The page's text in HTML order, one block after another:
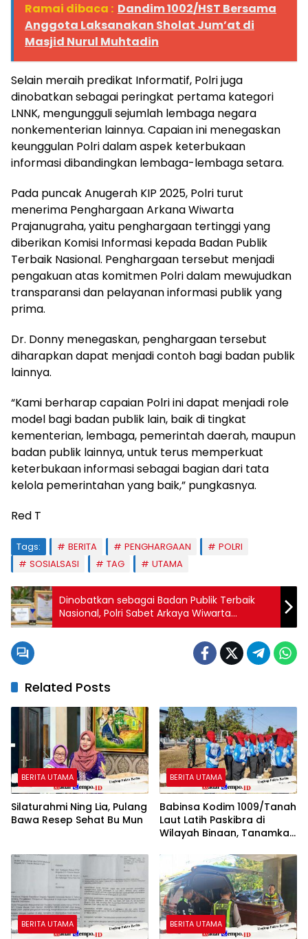
Ramai dibaca : Dandim 1002/HST Bersama
Anggota Laksanakan Sholat Jum’at di
Masjid Nurul Muhtadin
Selain meraih predikat Informatif, Polri juga
dinobatkan sebagai peringkat pertama kategori
LNNK, mengungguli sejumlah lembaga negara
nonkementerian lainnya. Capaian ini menegaskan
keunggulan Polri dalam aspek keterbukaan
informasi dibandingkan lembaga-lembaga setara.
Pada puncak Anugerah KIP 2025, Polri turut
menerima Penghargaan Arkana Wiwarta
Prajanugraha, yaitu penghargaan tertinggi yang
diberikan Komisi Informasi kepada Badan Publik
Terbaik Nasional. Penghargaan tersebut menjadi
pengakuan atas komitmen Polri dalam mewujudkan
transparansi dan pelayanan informasi publik yang
prima.
Dr. Donny menegaskan, penghargaan tersebut
diharapkan dapat menjadi contoh bagi badan publik
lainnya.
“Kami berharap capaian Polri ini dapat menjadi role
model bagi badan publik lain, baik di tingkat
kementerian, lembaga, pemerintah daerah, maupun
badan publik lainnya, untuk terus memperkuat
keterbukaan informasi sebagai bagian dari tata
kelola pemerintahan yang baik,” pungkasnya.
Red T
Tags: BERITA PENGHARGAAN
POLRI
SOSIALSASI
TAG UTAMA
Dinobatkan sebagai Badan Publik Terbaik
Nasional, Polri Sabet Arkaya Wiwarta
Prajanugraha dalam Monev KIP 2025
Related Posts
BERITA UTAMA
Silaturahmi Ning Lia, Pulang
Bawa Resep Sehat Bu Mun
BERITA UTAMA
Babinsa Kodim 1009/Tanah
Laut Latih Paskibra di
Wilayah Binaan, Tanamkan
Nasionalisme
BERITA UTAMA BERITA UTAMA